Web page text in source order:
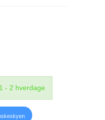
1 - 2 hverdage